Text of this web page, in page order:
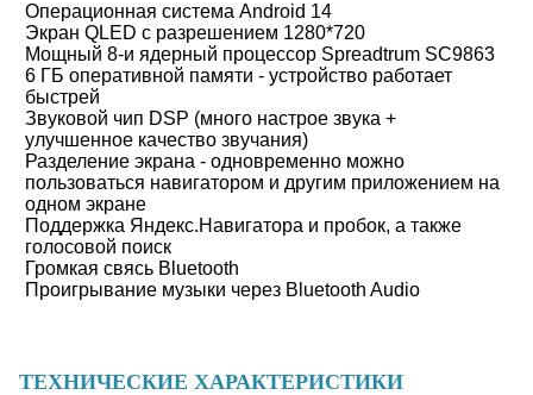
Операционная система Android 14
Экран QLED с разрешением 1280*720
Мощный 8-и ядерный процессор Spreadtrum SC9863
6 ГБ оперативной памяти - устройство работает
быстрей
Звуковой чип DSP (много настрое звука +
улучшенное качество звучания)
Разделение экрана - одновременно можно
пользоваться навигатором и другим приложением на
одном экране
Поддержка Яндекс.Навигатора и пробок, а также
голосовой поиск
Громкая свясь Bluetooth
Проигрывание музыки через Bluetooth Audio
ТЕХНИЧЕСКИЕ ХАРАКТЕРИСТИКИ